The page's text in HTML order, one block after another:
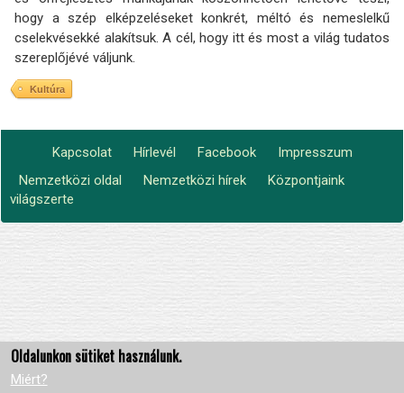
hogy a szép elképzeléseket konkrét, méltó és nemeslelkű
cselekvésekké alakítsuk. A cél, hogy itt és most a világ tudatos
szereplőjévé váljunk.
Kultúra
Footer
menu
Kapcsolat Hírlevél Facebook Impresszum
Lábléc2
Nemzetközi oldal Nemzetközi hírek
Központjaink
világszerte
Oldalunkon sütiket használunk.
Miért?